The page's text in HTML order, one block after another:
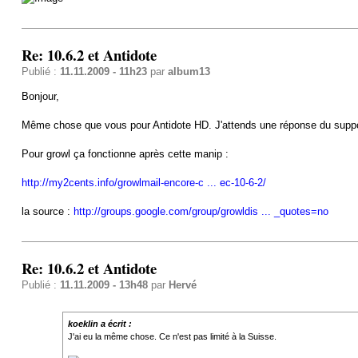
Re: 10.6.2 et Antidote
Publié : 11.11.2009 - 11h23par album13
Bonjour,
Même chose que vous pour Antidote HD. J'attends une réponse du
Pour growl ça fonctionne après cette manip :
http://my2cents.info/growlmail-encore-c ... ec-10-6-2/
la source : http://groups.google.com/group/growldis ... _quotes=no
Re: 10.6.2 et Antidote
Publié : 11.11.2009 - 13h48par Hervé
koeklin a écrit :
J'ai eu la même chose. Ce n'est pas limité à la Suisse.